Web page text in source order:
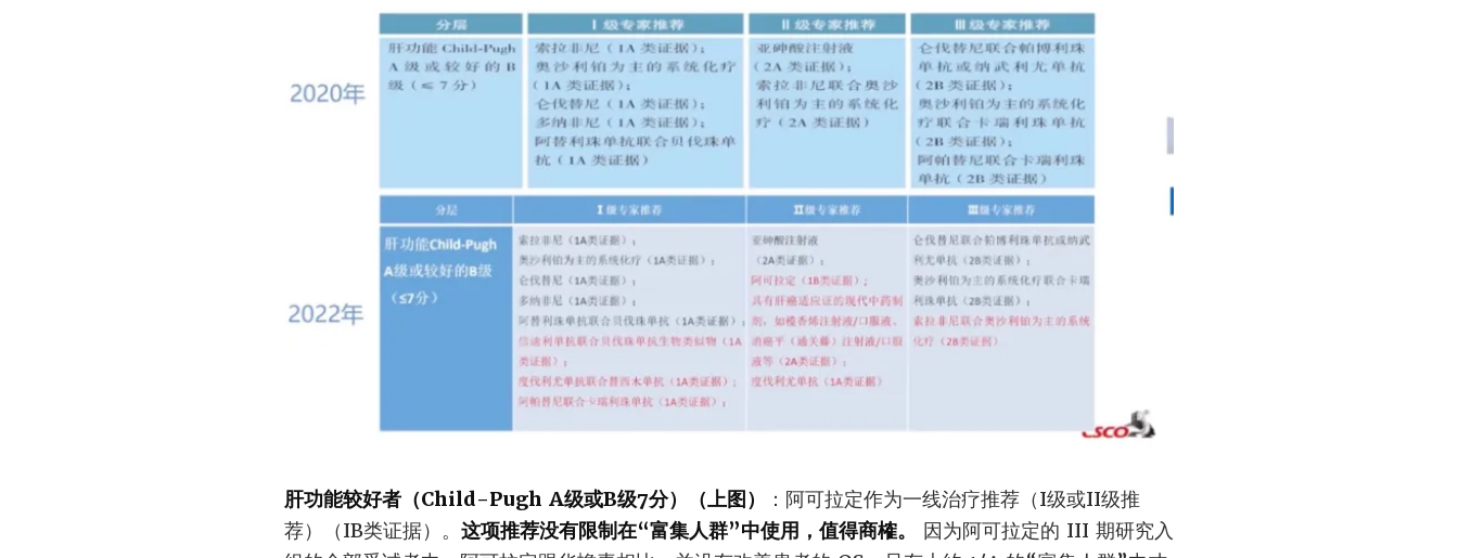
肝功能较好者（Child-Pugh A级或B级7分）（上图）
：阿可拉定作为一线治疗推荐（I级或II级推
荐）（IB类证据）。 这项推荐没有限制在“富集人群”中使用，值得商榷。
因为阿可拉定的 III 期研究入